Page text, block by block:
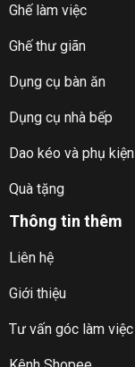
Ghế làm việc
Ghế thư giãn
Dụng cụ bàn ăn
Dụng cụ nhà bếp
Dao kéo và phụ kiện
Quà tặng
Thông tin thêm
Liên hệ
Giới thiệu
Tư vấn góc làm việc